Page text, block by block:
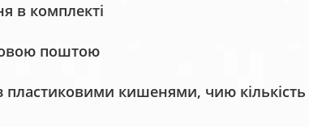
в комплекті
поштою
пластиковими кишенями, чию